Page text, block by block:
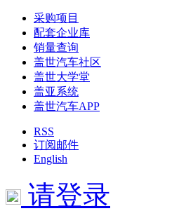
采购项目
配套企业库
销量查询
盖世汽车社区
盖世大学堂
盖亚系统
盖世汽车APP
RSS
订阅邮件
English
请登录